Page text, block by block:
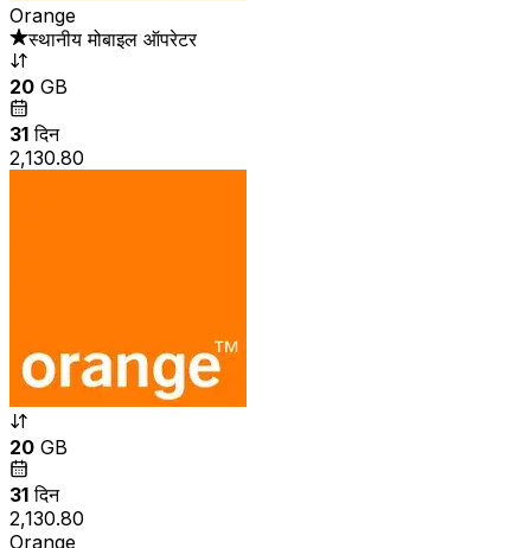
Orange
स्थानीय मोबाइल ऑपरेटर
20 GB
31 दिन
₹2,130.80
20 GB
31 दिन
₹2,130.80
Orange